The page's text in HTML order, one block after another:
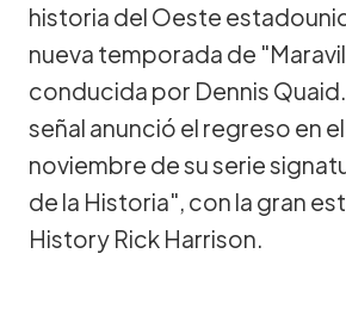
historia del Oeste
nueva temporada de
conducida por Dennis
señal anunció el regreso en
noviembre de su serie
de la Historia", con la gran
History Rick Harrison.